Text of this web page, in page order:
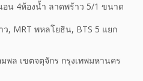
น 4ห้องน้ำ ลาดพร้าว 5/1 ขนาด
, MRT พหลโยธิน, BTS 5 แยก
พล เขตจตุจักร กรุงเทพมหานคร